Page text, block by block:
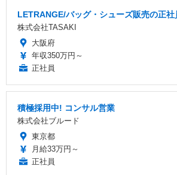
LETRANGE/バッグ・シューズ販売の正
株式会社TASAKI
大阪府
年収350万円～
正社員
積極採用中! コンサル営業
株式会社ブルード
東京都
月給33万円～
正社員